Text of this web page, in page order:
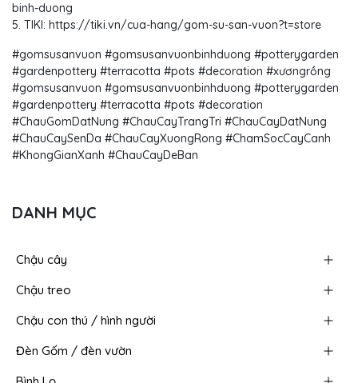
binh-duong
5. TIKI: https://tiki.vn/cua-hang/gom-su-san-vuon?t=store
#gomsusanvuon #gomsusanvuonbinhduong #potterygarden
#gardenpottery #terracotta #pots #decoration #xươngrồng
#gomsusanvuon #gomsusanvuonbinhduong #potterygarden
#gardenpottery #terracotta #pots #decoration
#ChauGomDatNung #ChauCayTrangTri #ChauCayDatNung
#ChauCaySenDa #ChauCayXuongRong #ChamSocCayCanh
#KhongGianXanh #ChauCayDeBan​
DANH MỤC
Chậu cây
Chậu treo
Chậu con thú / hình người
Đèn Gốm / đèn vườn